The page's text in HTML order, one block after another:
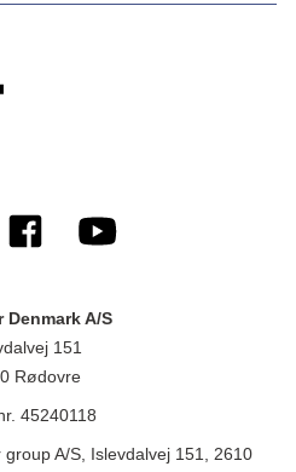
Denmark A/S
151
Rødovre
45240118
A/S, Islevdalvej 151, 2610